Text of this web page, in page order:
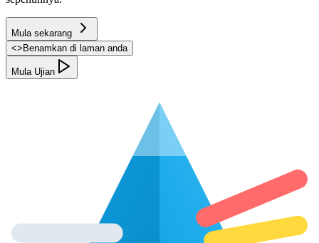
Mula sekarang
<> Benamkan di laman anda
Mula Ujian